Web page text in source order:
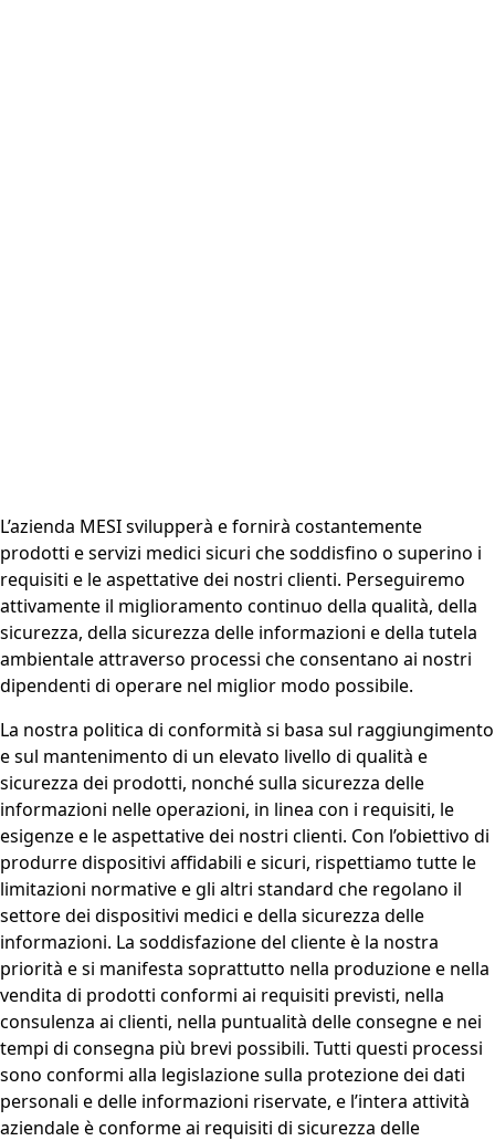
L’azienda MESI svilupperà e fornirà costantemente
prodotti e servizi medici sicuri che soddisfino o superino i
requisiti e le aspettative dei nostri clienti. Perseguiremo
attivamente il miglioramento continuo della qualità, della
sicurezza, della sicurezza delle informazioni e della tutela
ambientale attraverso processi che consentano ai nostri
dipendenti di operare nel miglior modo possibile.
La nostra politica di conformità si basa sul raggiungimento
e sul mantenimento di un elevato livello di qualità e
sicurezza dei prodotti, nonché sulla sicurezza delle
informazioni nelle operazioni, in linea con i requisiti, le
esigenze e le aspettative dei nostri clienti. Con l’obiettivo di
produrre dispositivi affidabili e sicuri, rispettiamo tutte le
limitazioni normative e gli altri standard che regolano il
settore dei dispositivi medici e della sicurezza delle
informazioni. La soddisfazione del cliente è la nostra
priorità e si manifesta soprattutto nella produzione e nella
vendita di prodotti conformi ai requisiti previsti, nella
consulenza ai clienti, nella puntualità delle consegne e nei
tempi di consegna più brevi possibili. Tutti questi processi
sono conformi alla legislazione sulla protezione dei dati
personali e delle informazioni riservate, e l’intera attività
aziendale è conforme ai requisiti di sicurezza delle